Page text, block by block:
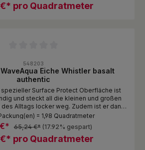
pro Quadratmeter
548203
WaveAqua Eiche Whistler basalt
authentic
spezieller Surface Protect Oberfläche ist
und steckt all die kleinen und großen
Alltags locker weg. Zudem ist er dank
gegen Spritzer und Pfützen. Das
Qualität zum attraktiven Preis!
pro Quadratmeter
65,24 €* (17.92% gespart)
= 1,98 Quadratmeter